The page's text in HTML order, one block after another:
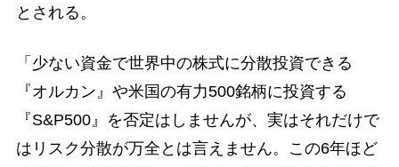
とされる。
「少ない資金で世界中の株式に分散投資できる
『オルカン』や米国の有力500銘柄に投資する
『S&P500』を否定はしませんが、実はそれだけで
はリスク分散が万全とは言えません。この6年ほど